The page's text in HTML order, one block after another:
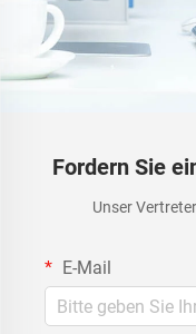
Fordern Sie
Unser
E-Mail